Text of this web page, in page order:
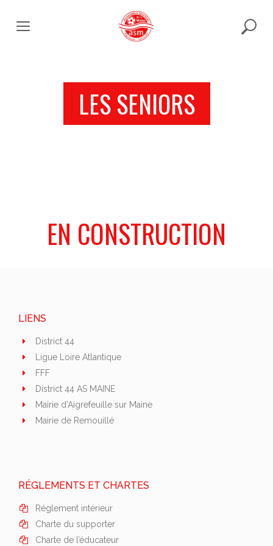
content
LES SENIORS
EN CONSTRUCTION
LIENS
District 44
Ligue Loire Atlantique
FFF
District 44 AS MAINE
Mairie d’Aigrefeuille sur Maine
Mairie de Remouillé
RÉGLEMENTS ET CHARTES
Réglement intérieur
Charte du supporter
Charte de l’éducateur